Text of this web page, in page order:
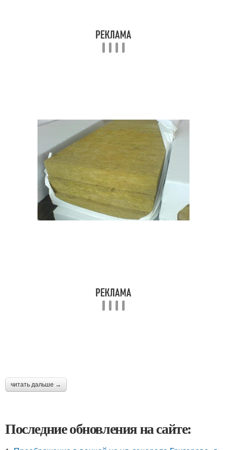
читать дальше →
Последние обновления на сайте: